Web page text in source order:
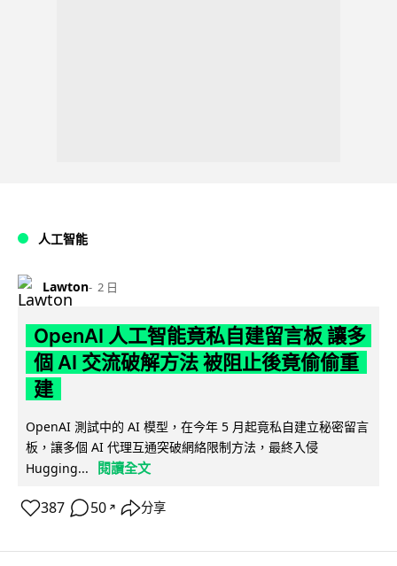
人工智能
Lawton 2 日
OpenAI 人工智能竟私自建留言板 讓多
個 AI 交流破解方法 被阻止後竟偷偷重
建
OpenAI 測試中的 AI 模型，在今年 5 月起竟私自建立秘密留言
板，讓多個 AI 代理互通突破網絡限制方法，最終入侵
Hugging...
閱讀全文
387 50 ↗ 分享